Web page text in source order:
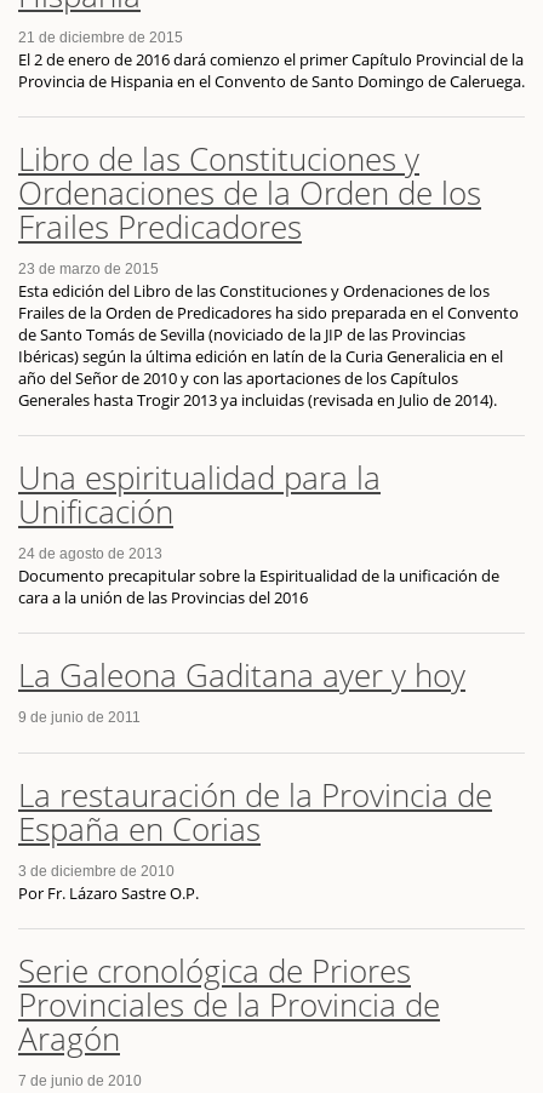
21 de diciembre de 2015
El 2 de enero de 2016 dará comienzo el primer Capítulo Provincial de la
Provincia de Hispania en el Convento de Santo Domingo de Caleruega.
Libro de las Constituciones y
Ordenaciones de la Orden de los
Frailes Predicadores
23 de marzo de 2015
Esta edición del Libro de las Constituciones y Ordenaciones de los
Frailes de la Orden de Predicadores ha sido preparada en el Convento
de Santo Tomás de Sevilla (noviciado de la JIP de las Provincias
Ibéricas) según la última edición en latín de la Curia Generalicia en el
año del Señor de 2010 y con las aportaciones de los Capítulos
Generales hasta Trogir 2013 ya incluidas (revisada en Julio de 2014).
Una espiritualidad para la
Unificación
24 de agosto de 2013
Documento precapitular sobre la Espiritualidad de la unificación de
cara a la unión de las Provincias del 2016
La Galeona Gaditana ayer y hoy
9 de junio de 2011
La restauración de la Provincia de
España en Corias
3 de diciembre de 2010
Por Fr. Lázaro Sastre O.P.
Serie cronológica de Priores
Provinciales de la Provincia de
Aragón
7 de junio de 2010